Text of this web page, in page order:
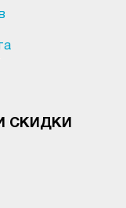
СКИДКИ